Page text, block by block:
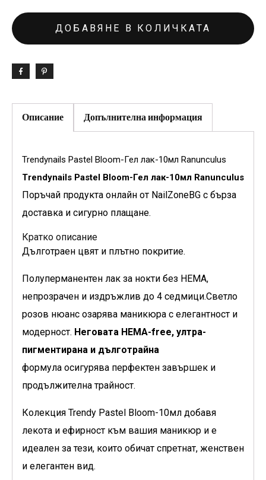
ДОБАВЯНЕ В КОЛИЧКАТА
Описание Допълнителна информация
Trendynails Pastel Bloom-Гел лак-10мл Ranunculus
Trendynails Pastel Bloom-Гел лак-10мл Ranunculus
Поръчай продукта онлайн от NailZoneBG с бърза
доставка и сигурно плащане.
Кратко описание
Дълготраен цвят и плътно покритие.
Полуперманентен лак за нокти без HEMA,
непрозрачен и издръжлив до 4 седмици.Светло
розов нюанс озарява маникюра с елегантност и
модерност. Неговата HEMA-free, ултра-
пигментирана и дълготрайна
формула осигурява перфектен завършек и
продължителна трайност.
Колекция Trendy Pastel Bloom-10мл добавя
лекота и ефирност към вашия маникюр и е
идеален за тези, които обичат спретнат, женствен
и елегантен вид.